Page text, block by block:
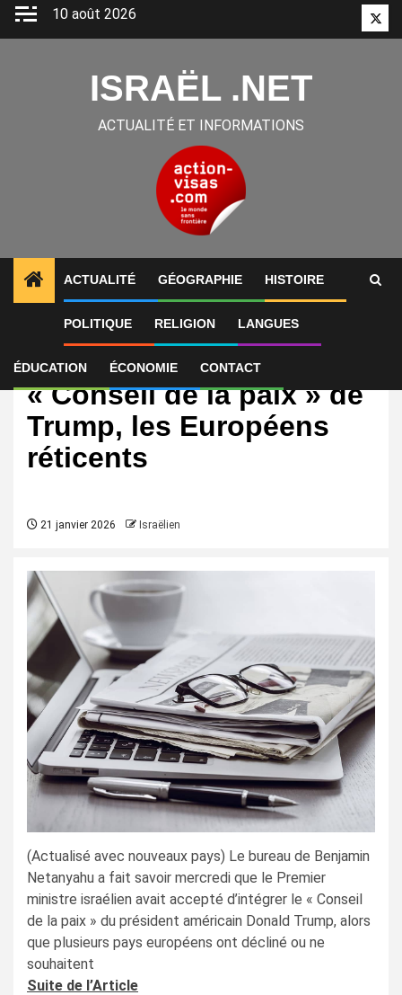
Aller
10 août 2026
ISRAËL .NET
ACTUALITÉ ET INFORMATIONS
ACTUALITÉ GÉOGRAPHIE HISTOIRE
POLITIQUE RELIGION LANGUES
ÉDUCATION ÉCONOMIE CONTACT
International
Israël intègre le
« Conseil de la paix » de
Trump, les Européens
réticents
21 janvier 2026 Israëlien
(Actualisé avec nouveaux pays) Le bureau de Benjamin
Netanyahu a fait savoir mercredi que le Premier
ministre israélien avait accepté d’intégrer le « Conseil
de la paix » du président américain Donald Trump, alors
que plusieurs pays européens ont décliné ou ne
souhaitent
Suite de l’Article